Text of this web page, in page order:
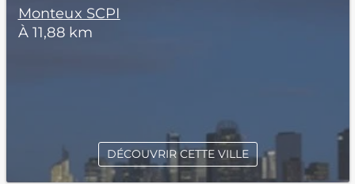
Monteux SCPI
À 11,88 km
DÉCOUVRIR CETTE VILLE